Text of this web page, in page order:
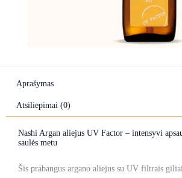
Aprašymas
Atsiliepimai (0)
Nashi Argan aliejus UV Factor – intensyvi
saulės metu
Šis prabangus argano aliejus su UV filtrais